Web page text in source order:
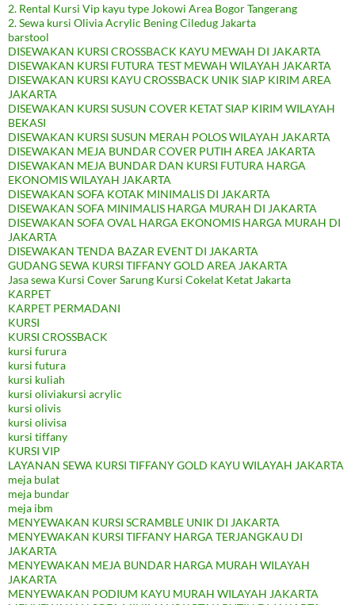
2. Rental Kursi Vip kayu type Jokowi Area Bogor Tangerang
2. Sewa kursi Olivia Acrylic Bening Ciledug Jakarta
barstool
DISEWAKAN KURSI CROSSBACK KAYU MEWAH DI JAKARTA
DISEWAKAN KURSI FUTURA TEST MEWAH WILAYAH JAKARTA
DISEWAKAN KURSI KAYU CROSSBACK UNIK SIAP KIRIM AREA
JAKARTA
DISEWAKAN KURSI SUSUN COVER KETAT SIAP KIRIM WILAYAH
BEKASI
DISEWAKAN KURSI SUSUN MERAH POLOS WILAYAH JAKARTA
DISEWAKAN MEJA BUNDAR COVER PUTIH AREA JAKARTA
DISEWAKAN MEJA BUNDAR DAN KURSI FUTURA HARGA
EKONOMIS WILAYAH JAKARTA
DISEWAKAN SOFA KOTAK MINIMALIS DI JAKARTA
DISEWAKAN SOFA MINIMALIS HARGA MURAH DI JAKARTA
DISEWAKAN SOFA OVAL HARGA EKONOMIS HARGA MURAH DI
JAKARTA
DISEWAKAN TENDA BAZAR EVENT DI JAKARTA
GUDANG SEWA KURSI TIFFANY GOLD AREA JAKARTA
Jasa sewa Kursi Cover Sarung Kursi Cokelat Ketat Jakarta
KARPET
KARPET PERMADANI
KURSI
KURSI CROSSBACK
kursi furura
kursi futura
kursi kuliah
kursi oliviakursi acrylic
kursi olivis
kursi olivisa
kursi tiffany
KURSI VIP
LAYANAN SEWA KURSI TIFFANY GOLD KAYU WILAYAH JAKARTA
meja bulat
meja bundar
meja ibm
MENYEWAKAN KURSI SCRAMBLE UNIK DI JAKARTA
MENYEWAKAN KURSI TIFFANY HARGA TERJANGKAU DI
JAKARTA
MENYEWAKAN MEJA BUNDAR HARGA MURAH WILAYAH
JAKARTA
MENYEWAKAN PODIUM KAYU MURAH WILAYAH JAKARTA